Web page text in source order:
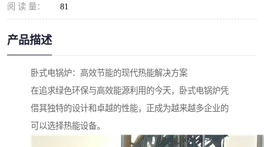
阅 读 量： 81
产品描述
卧式电锅炉：高效节能的现代热能解决方案
在追求绿色环保与高效能源利用的今天，卧式电锅炉凭
借其独特的设计和卓越的性能，正成为越来越多企业的
可以选择热能设备。